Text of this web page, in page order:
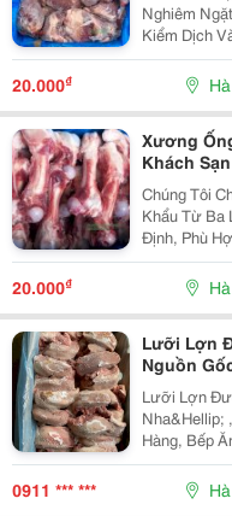
Nghiêm
Kiểm Dịch
Được Đóng
Bếp Ăn
Hoặc Đại
20.000₫
Xương
Khách Sạn
Chúng Tôi
Khẩu Từ Ba
Định, Phù
Ăn Công Nghiệp . Thông Tin Sản
20.000₫
Lưỡi Lợn
Nguồn
Lưỡi Lợn
Nha&Hellip;
Hàng, Bếp
Đủ Tiêu
Gốc Xuất
Trong...
0911 *** ***